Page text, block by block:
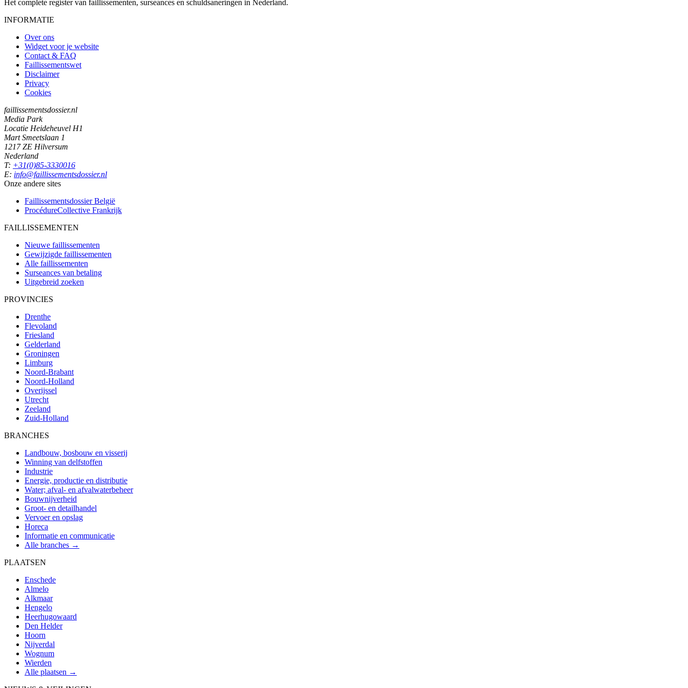
Het complete register van faillissementen, surseances en schuldsaneringen in Nederland.
INFORMATIE
Over ons
Widget voor je website
Contact & FAQ
Faillissementswet
Disclaimer
Privacy
Cookies
faillissementsdossier.nl
Media Park
Locatie Heideheuvel H1
Mart Smeetslaan 1
1217 ZE Hilversum
Nederland
T: +31(0)85-3330016
E: info@faillissementsdossier.nl
Onze andere sites
Faillissementsdossier België
ProcédureCollective Frankrijk
FAILLISSEMENTEN
Nieuwe faillissementen
Gewijzigde faillissementen
Alle faillissementen
Surseances van betaling
Uitgebreid zoeken
PROVINCIES
Drenthe
Flevoland
Friesland
Gelderland
Groningen
Limburg
Noord-Brabant
Noord-Holland
Overijssel
Utrecht
Zeeland
Zuid-Holland
BRANCHES
Landbouw, bosbouw en visserij
Winning van delfstoffen
Industrie
Energie, productie en distributie
Water; afval- en afvalwaterbeheer
Bouwnijverheid
Groot- en detailhandel
Vervoer en opslag
Horeca
Informatie en communicatie
Alle branches →
PLAATSEN
Enschede
Almelo
Alkmaar
Hengelo
Heerhugowaard
Den Helder
Hoorn
Nijverdal
Wognum
Wierden
Alle plaatsen →